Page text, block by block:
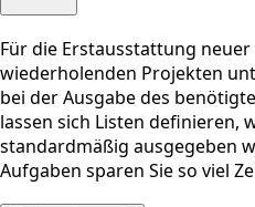
Für die Erstausstattung
wiederholenden Projekten
bei der Ausgabe des
lassen sich Listen definieren,
standardmäßig ausgegeben
Aufgaben sparen Sie so viel